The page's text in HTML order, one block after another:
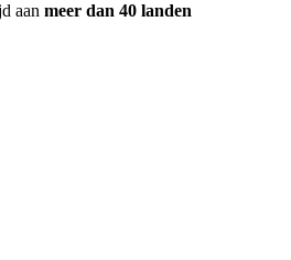
aan meer dan 40 landen